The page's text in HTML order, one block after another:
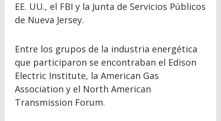
EE. UU., el FBI y la Junta de Servicios Públicos
de Nueva Jersey.
Entre los grupos de la industria energética
que participaron se encontraban el Edison
Electric Institute, la American Gas
Association y el North American
Transmission Forum.